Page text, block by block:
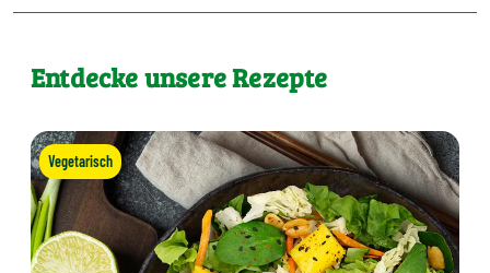
Entdecke unsere Rezepte
Vegetarisch